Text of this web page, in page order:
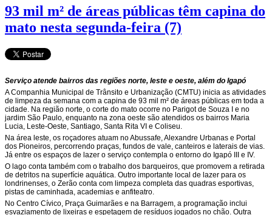
93 mil m² de áreas públicas têm capina do
mato nesta segunda-feira (7)
Serviço atende bairros das regiões norte, leste e oeste, além do Igapó
A Companhia Municipal de Trânsito e Urbanização (CMTU) inicia as atividades
de limpeza da semana com a capina de 93 mil m² de áreas públicas em toda a
cidade. Na região norte, o corte do mato ocorre no Parigot de Souza I e no
jardim São Paulo, enquanto na zona oeste são atendidos os bairros Maria
Lucia, Leste-Oeste, Santiago, Santa Rita VI e Coliseu.
Na área leste, os roçadores atuam no Abussafe, Alexandre Urbanas e Portal
dos Pioneiros, percorrendo praças, fundos de vale, canteiros e laterais de vias.
Já entre os espaços de lazer o serviço contempla o entorno do Igapó III e IV.
O lago conta também com o trabalho dos barqueiros, que promovem a retirada
de detritos na superfície aquática. Outro importante local de lazer para os
londrinenses, o Zerão conta com limpeza completa das quadras esportivas,
pistas de caminhada, academias e anfiteatro.
No Centro Cívico, Praça Guimarães e na Barragem, a programação inclui
esvaziamento de lixeiras e espetagem de resíduos jogados no chão. Outra